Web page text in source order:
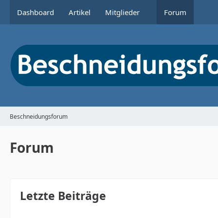
Dashboard Artikel Mitglieder Forum
Beschneidungsforum
Forum
Letzte Beiträge